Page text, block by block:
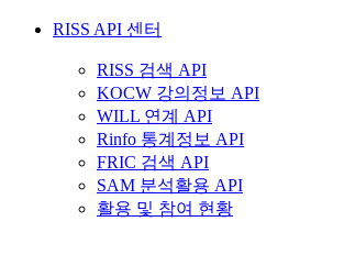
RISS API 센터
RISS 검색 API
KOCW 강의정보 API
WILL 연계 API
Rinfo 통계정보 API
FRIC 검색 API
SAM 분석활용 API
활용 및 참여 현황